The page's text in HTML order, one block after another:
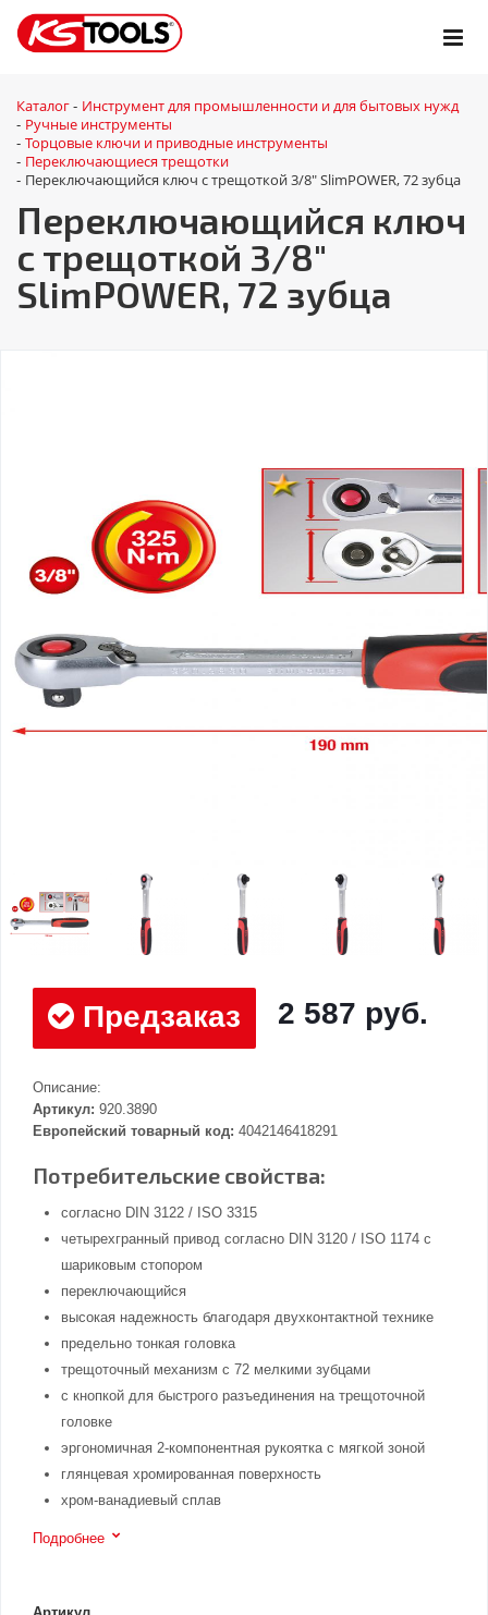
Каталог - Инструмент для промышленности и для бытовых нужд
- Ручные инструменты
- Торцовые ключи и приводные инструменты
- Переключающиеся трещотки
- Переключающийся ключ с трещоткой 3/8" SlimPOWER, 72 зубца
Переключающийся ключ
с трещоткой 3/8"
SlimPOWER, 72 зубца
Предзаказ 2 587 руб.
Описание:
Артикул: 920.3890
Европейский товарный код: 4042146418291
Потребительские свойства:
согласно DIN 3122 / ISO 3315
четырехгранный привод согласно DIN 3120 / ISO 1174 с
шариковым стопором
переключающийся
высокая надежность благодаря двухконтактной технике
предельно тонкая головка
трещоточный механизм с 72 мелкими зубцами
с кнопкой для быстрого разъединения на трещоточной
головке
эргономичная 2-компонентная рукоятка с мягкой зоной
глянцевая хромированная поверхность
хром-ванадиевый сплав
Подробнее